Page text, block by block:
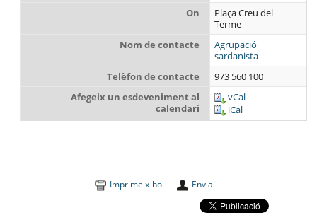
On
Plaça Creu del
Terme
Nom de contacte
Agrupació
sardanista
Telèfon de contacte
973 560 100
Afegeix un esdeveniment al
calendari
vCal
iCal
Imprimeix-ho Envia